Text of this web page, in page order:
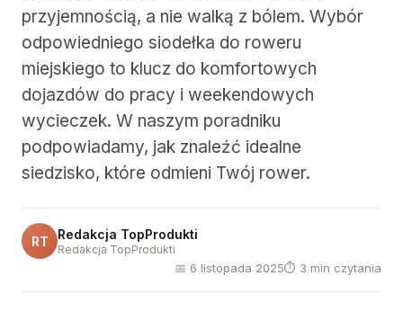
przyjemnością, a nie walką z bólem. Wybór
odpowiedniego siodełka do roweru
miejskiego to klucz do komfortowych
dojazdów do pracy i weekendowych
wycieczek. W naszym poradniku
podpowiadamy, jak znaleźć idealne
siedzisko, które odmieni Twój rower.
RT Redakcja TopProdukti
Redakcja TopProdukti
📅 6 listopada 2025⏱ 3 min czytania